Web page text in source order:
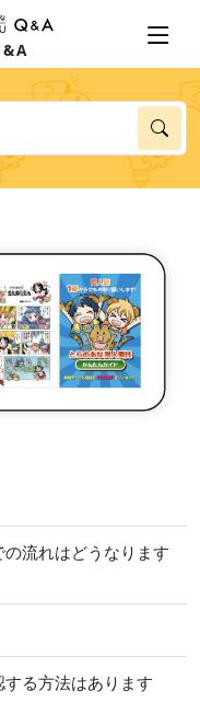
流れはどうなります
る方法はあります